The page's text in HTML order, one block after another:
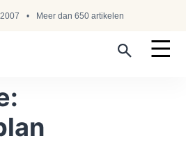
Meer dan 650 artikelen